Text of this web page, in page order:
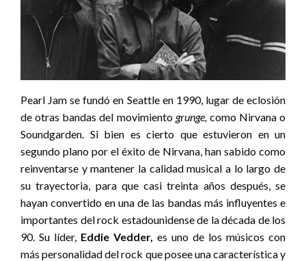
Pearl Jam se fundó en Seattle en 1990, lugar de eclosión
de otras bandas del movimiento grunge, como Nirvana o
Soundgarden. Si bien es cierto que estuvieron en un
segundo plano por el éxito de Nirvana, han sabido como
reinventarse y mantener la calidad musical a lo largo de
su trayectoria, para que casi treinta años después, se
hayan convertido en una de las bandas más influyentes e
importantes del rock estadounidense de la década de los
90. Su líder, Eddie Vedder, es uno de los músicos con
más personalidad del rock que posee una característica y